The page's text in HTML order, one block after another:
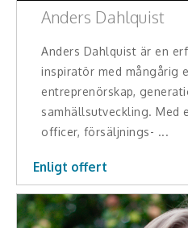
Innovation, kreativitet,
intraprenörskap
Kommunikation och media
Ledarskap,
Miljö, hållbar utveckling
Målsättning, motivation,
Anders Dahlquist
Anders Dahlquist är en
inspiratör med mångårig
entreprenörskap,
samhällsutveckling. Med
officer, försäljnings- ...
Enligt offert